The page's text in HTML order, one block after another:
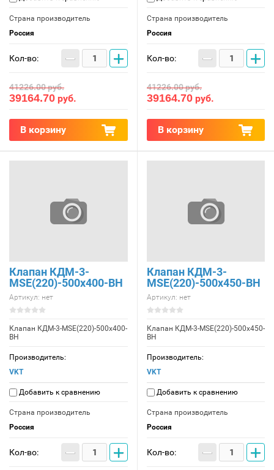
Страна производитель
Россия
Кол-во: − +
41226.00руб.
39164.70 руб.
В корзину
Страна производитель
Россия
Кол-во: − +
41226.00руб.
39164.70 руб.
В корзину
Клапан КДМ-3-
МSE(220)-500x400-ВН
Артикул: нет
Клапан КДМ-3-МSE(220)-500x400-
ВН
Производитель:
VKT
Добавить к сравнению
Страна производитель
Россия
Кол-во: − +
Клапан КДМ-3-
МSE(220)-500x450-ВН
Артикул: нет
Клапан КДМ-3-МSE(220)-500x450-
ВН
Производитель:
VKT
Добавить к сравнению
Страна производитель
Россия
Кол-во: − +